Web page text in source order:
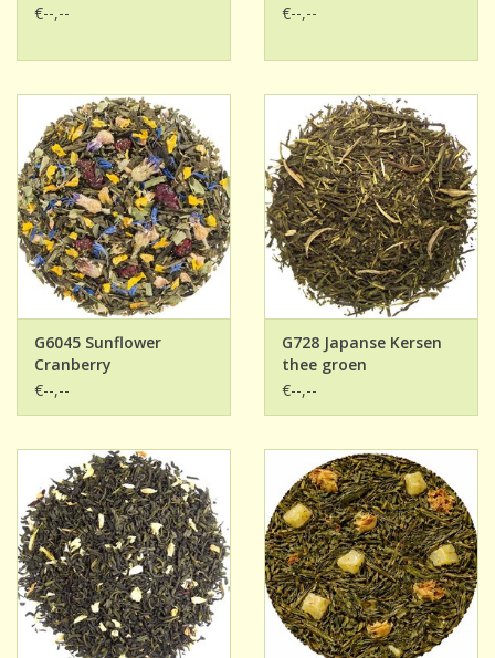
€--,--
€--,--
G6045 Sunflower
Cranberry
€--,--
G728 Japanse Kersen
thee groen
€--,--